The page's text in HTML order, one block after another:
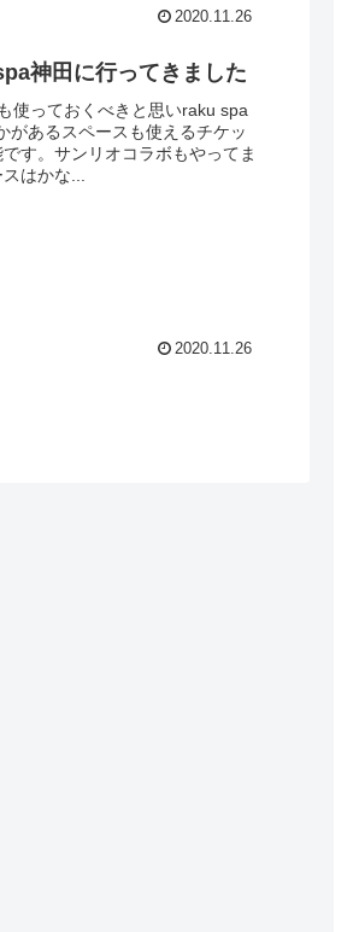
2020.11.26
神田に行ってきました
使っておくべきと思いraku spa
があるスペースも使えるチケッ
す。サンリオコラボもやってま
はかな...
2020.11.26